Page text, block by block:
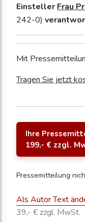
Einsteller Frau
242-0)
Mit
Tragen Sie jetzt
Ihre
199,- € zzgl.
Pressemitteilung
Als Autor Text
39,- € zzgl. MwSt.